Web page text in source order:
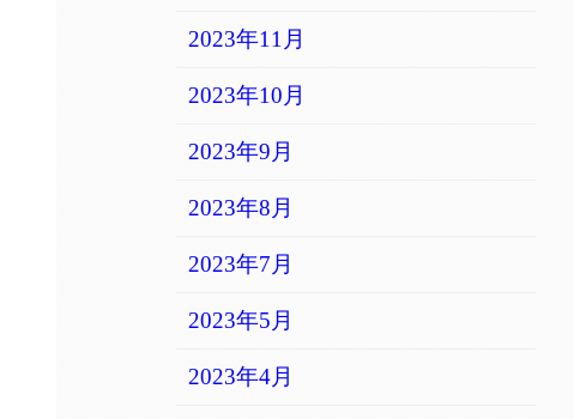
2023年11月
2023年10月
2023年9月
2023年8月
2023年7月
2023年5月
2023年4月